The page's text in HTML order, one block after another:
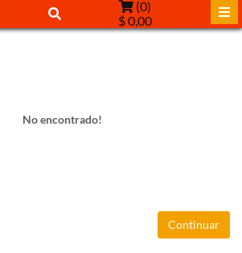
(0)
$ 0,00
No encontrado!
Continuar